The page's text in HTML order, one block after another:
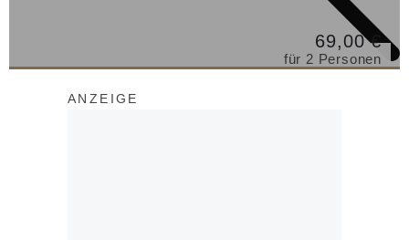
69,00 €
für 2 Personen
ANZEIGE